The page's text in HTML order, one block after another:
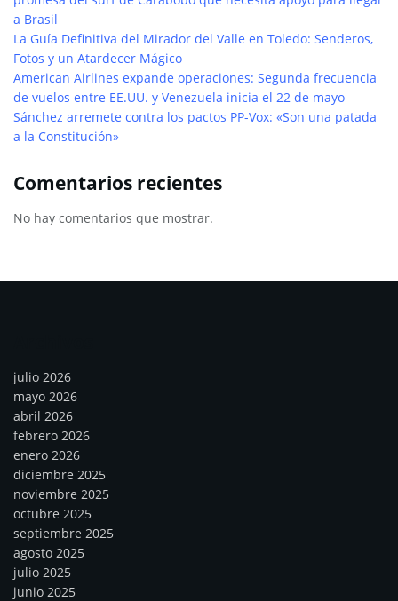
a Brasil
La Guía Definitiva del Mirador del Valle en Toledo: Senderos,
Fotos y un Atardecer Mágico
American Airlines expande operaciones: Segunda frecuencia
de vuelos entre EE.UU. y Venezuela inicia el 22 de mayo
Sánchez arremete contra los pactos PP-Vox: «Son una patada
a la Constitución»
Comentarios recientes
No hay comentarios que mostrar.
julio 2026
mayo 2026
abril 2026
febrero 2026
enero 2026
diciembre 2025
noviembre 2025
octubre 2025
septiembre 2025
agosto 2025
julio 2025
junio 2025